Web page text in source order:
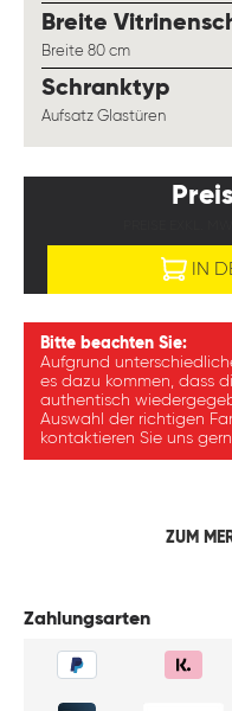
Breite
Breite 80 cm
Schranktyp
Aufsatz Glastüren
IN
Bitte beachten Sie:
Aufgrund
es dazu kommen, dass
authentisch
Auswahl der richtigen
kontaktieren Sie uns
ZUM
Zahlungsarten